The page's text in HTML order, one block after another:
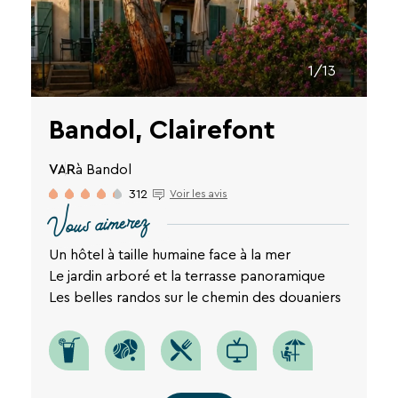
1/13
Bandol, Clairefont
VARà Bandol
312 Voir les avis
Vous aimerez
Un hôtel à taille humaine face à la mer
Le jardin arboré et la terrasse panoramique
Les belles randos sur le chemin des douaniers
séjours
conseils
pratiques
pour
préparer
prochaines
vacances.
Votre
adresse
mail